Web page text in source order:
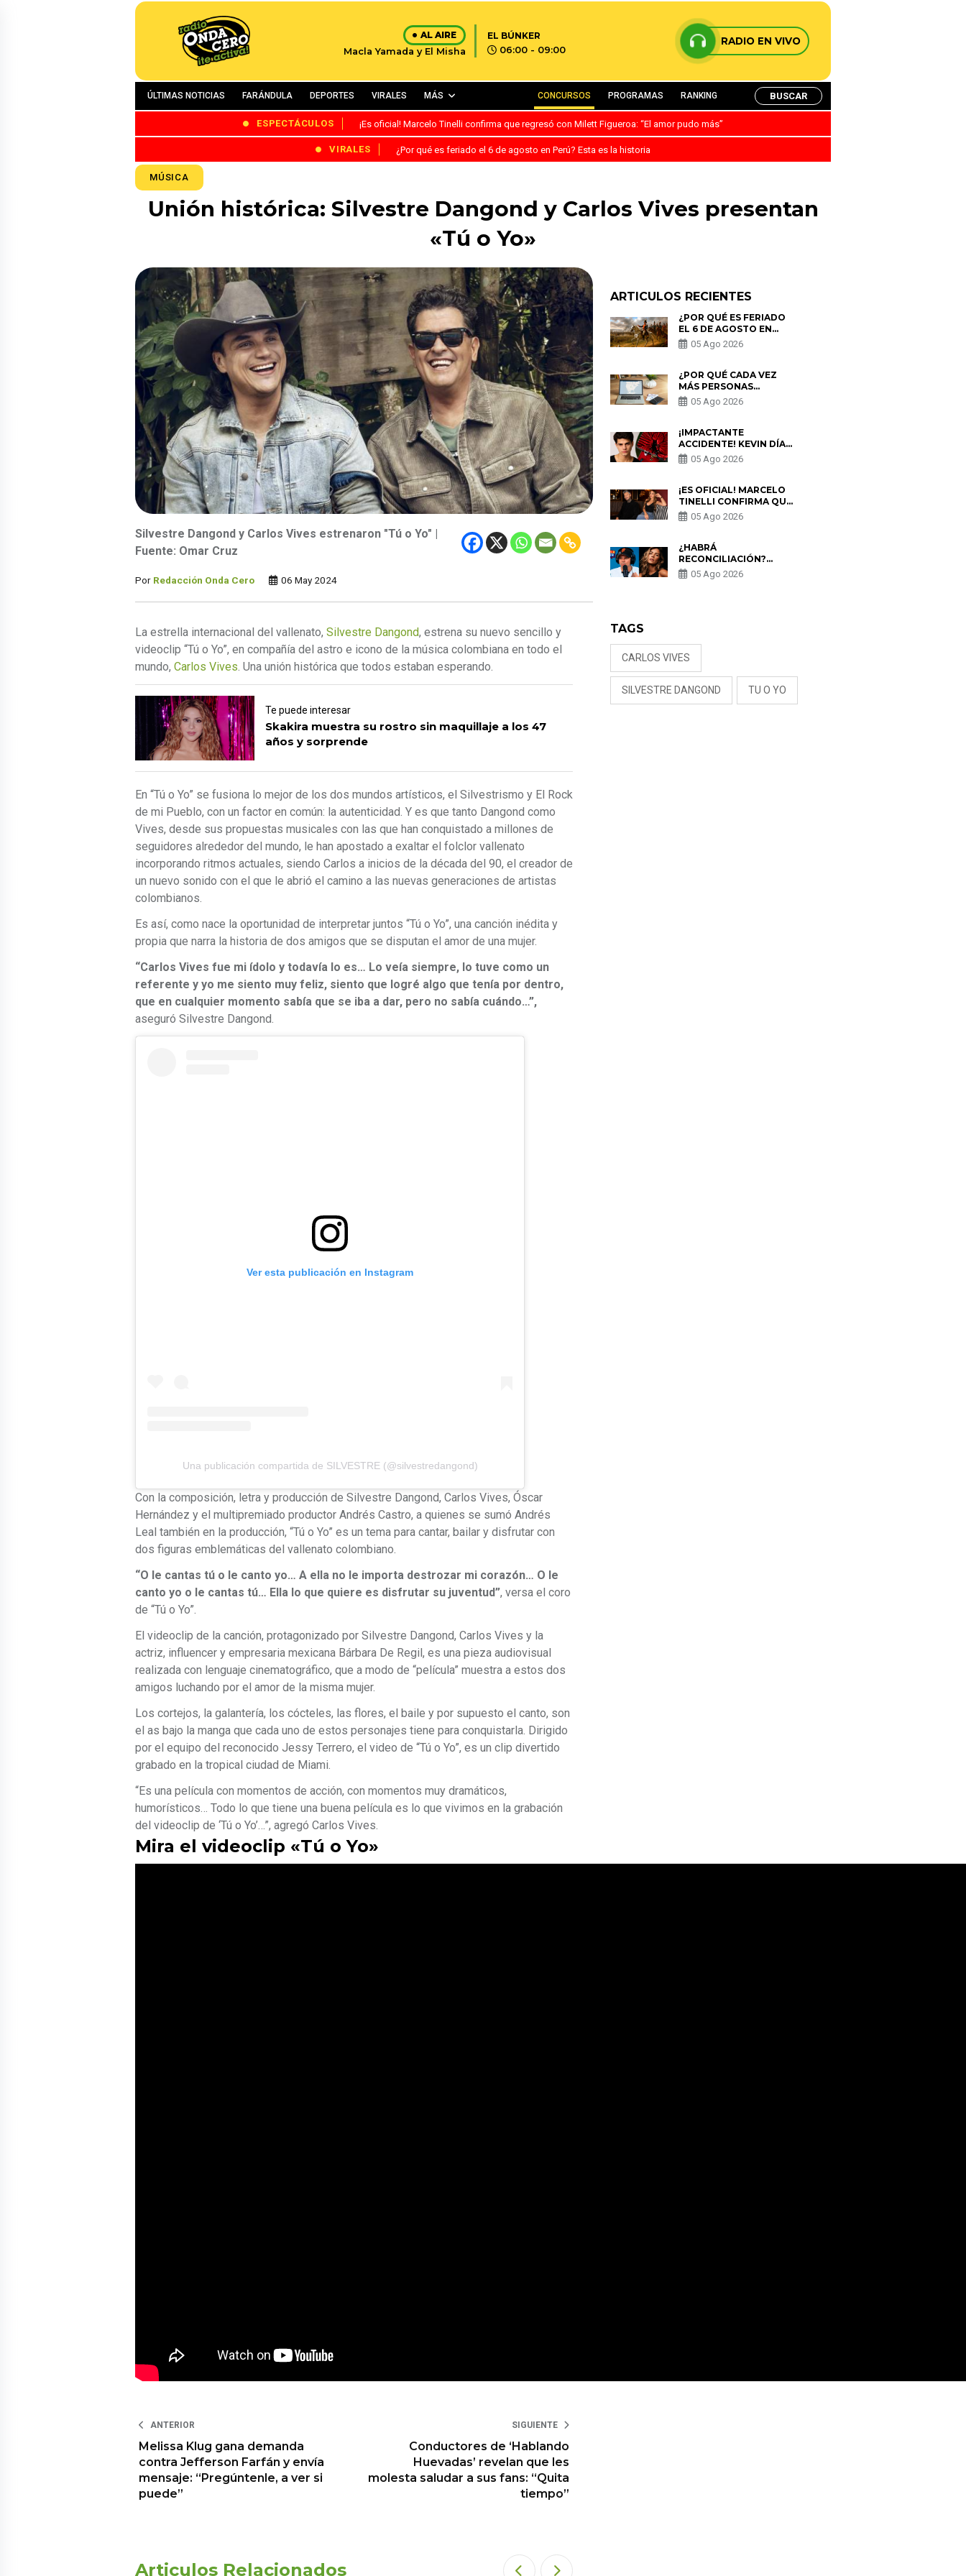
AL AIRE
Macla Yamada y El Misha
EL BÚNKER
06:00 - 09:00
RADIO EN VIVO
ÚLTIMAS NOTICIAS FARÁNDULA DEPORTES VIRALES MÁS CONCURSOS PROGRAMAS RANKING BUSCAR
ESPECTÁCULOS ¡Es oficial! Marcelo Tinelli confirma que regresó con Milett Figueroa: “El amor pudo más”
VIRALES ¿Por qué es feriado el 6 de agosto en Perú? Esta es la historia
MÚSICA
Unión histórica: Silvestre Dangond y Carlos Vives presentan
«Tú o Yo»
Silvestre Dangond y Carlos Vives estrenaron "Tú o Yo" |
Fuente: Omar Cruz
Por Redacción Onda Cero 06 May 2024
La estrella internacional del vallenato, Silvestre Dangond, estrena su nuevo sencillo y
videoclip “Tú o Yo”, en compañía del astro e icono de la música colombiana en todo el
mundo, Carlos Vives. Una unión histórica que todos estaban esperando.
Te puede interesar
Skakira muestra su rostro sin maquillaje a los 47
años y sorprende
En “Tú o Yo” se fusiona lo mejor de los dos mundos artísticos, el Silvestrismo y El Rock
de mi Pueblo, con un factor en común: la autenticidad. Y es que tanto Dangond como
Vives, desde sus propuestas musicales con las que han conquistado a millones de
seguidores alrededor del mundo, le han apostado a exaltar el folclor vallenato
incorporando ritmos actuales, siendo Carlos a inicios de la década del 90, el creador de
un nuevo sonido con el que le abrió el camino a las nuevas generaciones de artistas
colombianos.
Es así, como nace la oportunidad de interpretar juntos “Tú o Yo”, una canción inédita y
propia que narra la historia de dos amigos que se disputan el amor de una mujer.
“Carlos Vives fue mi ídolo y todavía lo es… Lo veía siempre, lo tuve como un
referente y yo me siento muy feliz, siento que logré algo que tenía por dentro,
que en cualquier momento sabía que se iba a dar, pero no sabía cuándo…”,
aseguró Silvestre Dangond.
Ver esta publicación en Instagram
Una publicación compartida de SILVESTRE (@silvestredangond)
Con la composición, letra y producción de Silvestre Dangond, Carlos Vives, Óscar
Hernández y el multipremiado productor Andrés Castro, a quienes se sumó Andrés
Leal también en la producción, “Tú o Yo” es un tema para cantar, bailar y disfrutar con
dos figuras emblemáticas del vallenato colombiano.
“O le cantas tú o le canto yo… A ella no le importa destrozar mi corazón… O le
canto yo o le cantas tú… Ella lo que quiere es disfrutar su juventud”, versa el coro
de “Tú o Yo”.
El videoclip de la canción, protagonizado por Silvestre Dangond, Carlos Vives y la
actriz, influencer y empresaria mexicana Bárbara De Regil, es una pieza audiovisual
realizada con lenguaje cinematográfico, que a modo de “película” muestra a estos dos
amigos luchando por el amor de la misma mujer.
Los cortejos, la galantería, los cócteles, las flores, el baile y por supuesto el canto, son
el as bajo la manga que cada uno de estos personajes tiene para conquistarla. Dirigido
por el equipo del reconocido Jessy Terrero, el video de “Tú o Yo”, es un clip divertido
grabado en la tropical ciudad de Miami.
“Es una película con momentos de acción, con momentos muy dramáticos,
humorísticos… Todo lo que tiene una buena película es lo que vivimos en la grabación
del videoclip de ‘Tú o Yo’…”, agregó Carlos Vives.
Mira el videoclip «Tú o Yo»
ANTERIOR
Melissa Klug gana demanda
contra Jefferson Farfán y envía
mensaje: “Pregúntenle, a ver si
puede”
SIGUIENTE
Conductores de ‘Hablando
Huevadas’ revelan que les
molesta saludar a sus fans: “Quita
tiempo”
Articulos Relacionados
ARTICULOS RECIENTES
¿POR QUÉ ES FERIADO
EL 6 DE AGOSTO EN
PERÚ? ESTA ES LA
HISTORIA
05 Ago 2026
¿POR QUÉ CADA VEZ
MÁS PERSONAS
UTILIZAN UNA VPN
PARA PROTEGER SU
05 Ago 2026
¡IMPACTANTE
ACCIDENTE! KEVIN DÍAZ
CAE DESDE OCHO
METROS EN “ESTO ES
PREOCUPACIÓN
05 Ago 2026
¡ES OFICIAL! MARCELO
TINELLI CONFIRMA QUE
REGRESÓ CON MILETT
FIGUEROA: “EL AMOR
05 Ago 2026
¿HABRÁ
RECONCILIACIÓN?
MARIO HART ADMITE
QUE PODRÍA VOLVER
05 Ago 2026
TAGS
CARLOS VIVES
SILVESTRE DANGOND TU O YO